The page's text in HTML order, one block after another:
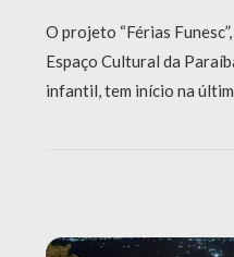
O projeto “Férias
Espaço Cultural da
infantil, tem início na